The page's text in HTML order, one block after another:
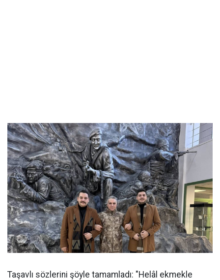
Taşavlı sözlerini şöyle tamamladı: "Helâl ekmekle